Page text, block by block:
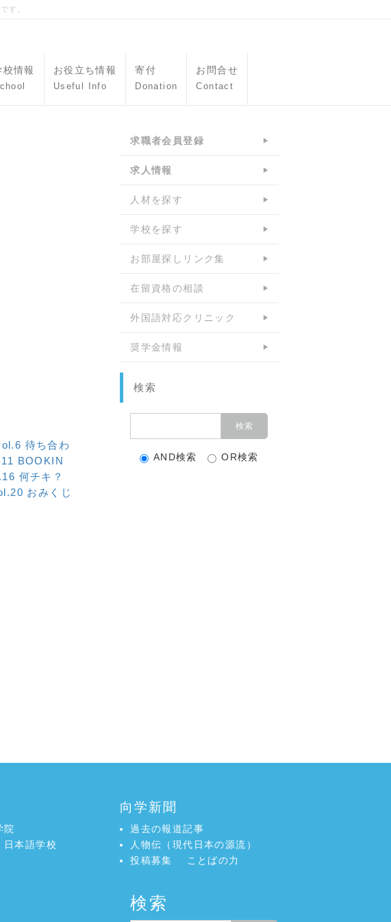
す。
校情報 お役立ち情報
Useful Info
寄付
Donation
お問合せ
Contact
待ち合わ
BOOKIN
何チキ？
おみくじ
求職者会員登録
求人情報
人材を探す
学校を探す
お部屋探しリンク集
在留資格の相談
外国語対応クリニック
奨学金情報
検索
AND検索 OR検索
院
日本語学校
向学新聞
過去の報道記事
人物伝（現代日本の源流）
投稿募集
ことばの力
検索